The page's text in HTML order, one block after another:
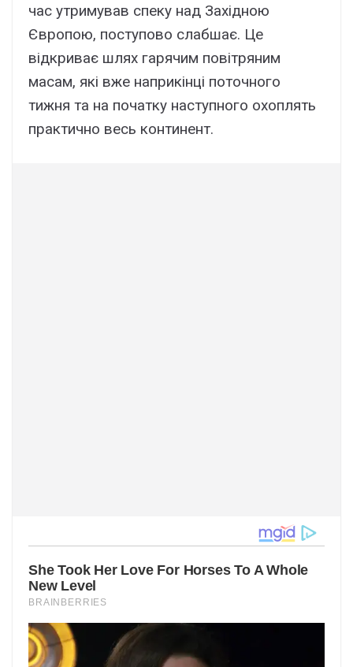
час утримував спеку над Західною
Європою, поступово слабшає. Це
відкриває шлях гарячим повітряним
масам, які вже наприкінці поточного
тижня та на початку наступного охоплять
практично весь континент.